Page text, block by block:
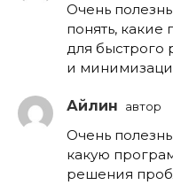
Очень
понять,
для быстрого
и
Айлин автор
Очень
какую
решения